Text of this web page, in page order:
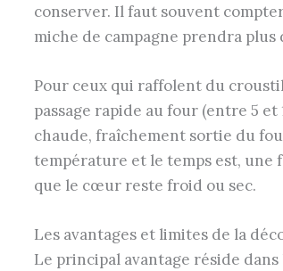
conserver. Il faut souvent
miche de campagne prendra plus
Pour ceux qui raffolent du
passage rapide au four (entre 5
chaude, fraîchement sortie du
température et le temps est, une
que le cœur reste froid ou sec.
Les avantages et limites de la
Le principal avantage réside